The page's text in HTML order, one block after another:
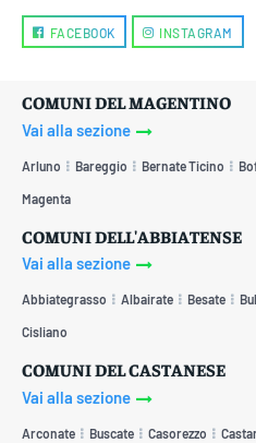
FACEBOOK INSTAGRAM
COMUNI DEL MAGENTINO
Vai alla sezione
Arluno Bareggio Bernate Ticino
Magenta
COMUNI DELL'ABBIATENSE
Vai alla sezione
Abbiategrasso Albairate Besate
Cisliano
COMUNI DEL CASTANESE
Vai alla sezione
Arconate Buscate Casorezzo